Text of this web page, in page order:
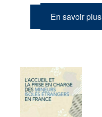
En savoir plus